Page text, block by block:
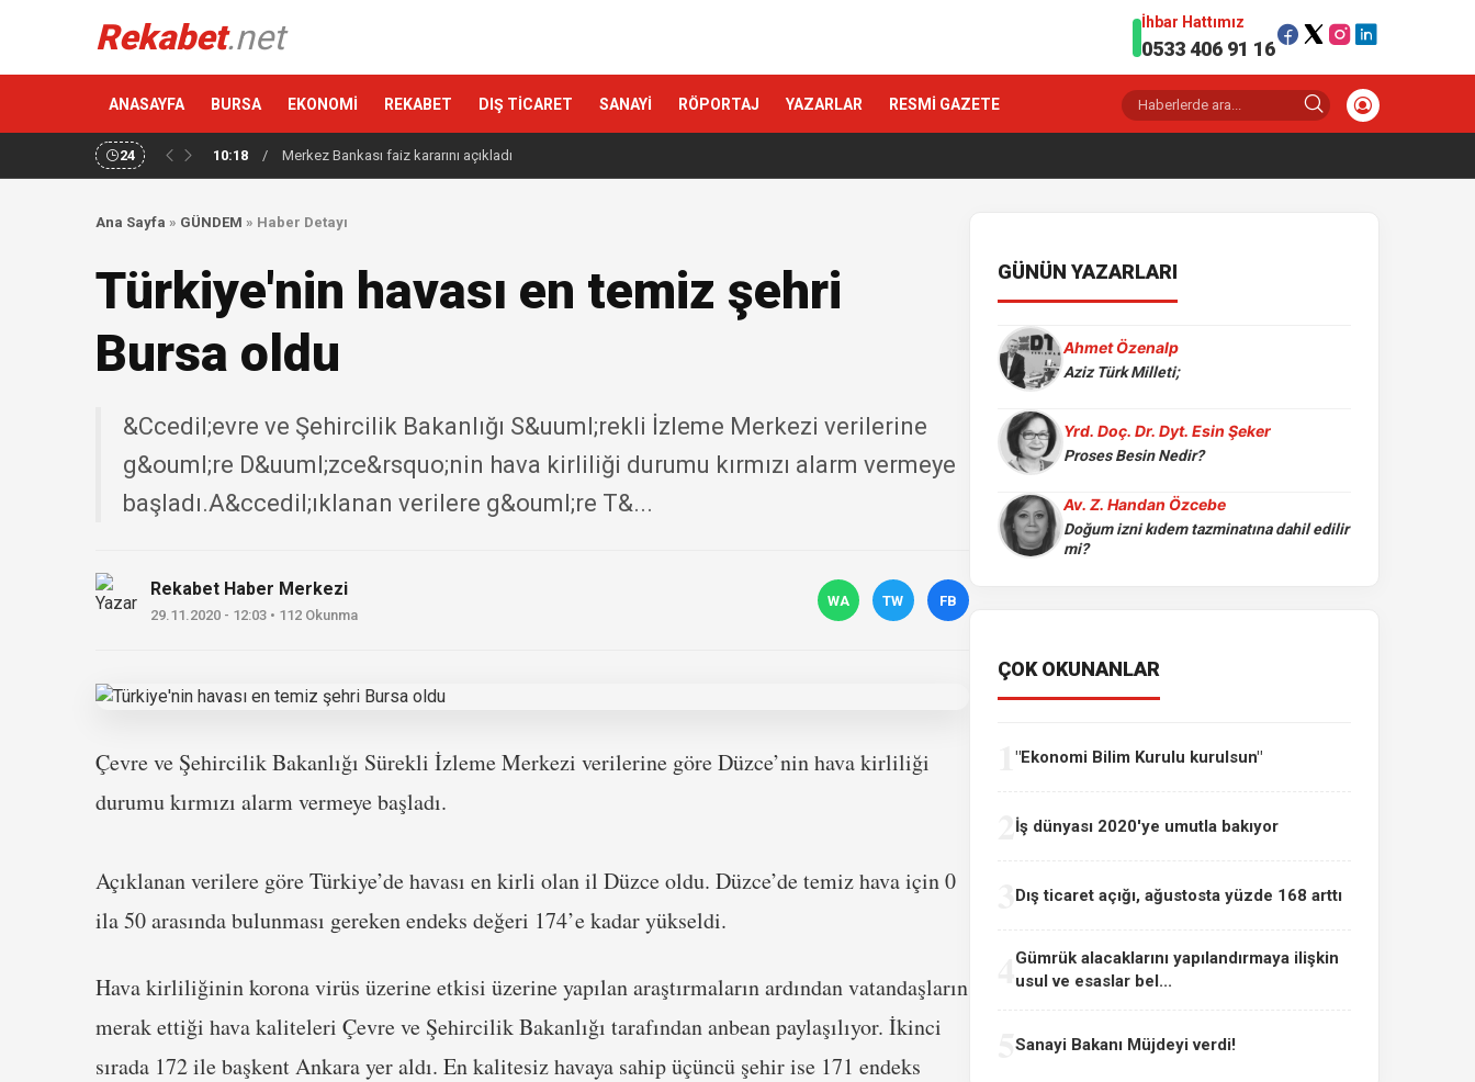
Rekabet.net İhbar Hattımız
0533 406 91 16
ANASAYFA BURSA EKONOMİ REKABET DIŞ TİCARET SANAYİ RÖPORTAJ YAZARLAR RESMİ GAZETE
24 10:18 / Merkez Bankası faiz kararını açıkladı
Ana Sayfa » GÜNDEM » Haber Detayı
Türkiye'nin havası en temiz şehri
Bursa oldu
&Ccedil;evre ve Şehircilik Bakanlığı S&uuml;rekli İzleme Merkezi verilerine
g&ouml;re D&uuml;zce&rsquo;nin hava kirliliği durumu kırmızı alarm vermeye
başladı.A&ccedil;ıklanan verilere g&ouml;re T&...
Rekabet Haber Merkezi
29.11.2020 - 12:03 • 112 Okunma
WA TW FB
Çevre ve Şehircilik Bakanlığı Sürekli İzleme Merkezi verilerine göre Düzce’nin hava kirliliği
durumu kırmızı alarm vermeye başladı.
Açıklanan verilere göre Türkiye’de havası en kirli olan il Düzce oldu. Düzce’de temiz hava için 0
ila 50 arasında bulunması gereken endeks değeri 174’e kadar yükseldi.
Hava kirliliğinin korona virüs üzerine etkisi üzerine yapılan araştırmaların ardından vatandaşların
merak ettiği hava kaliteleri Çevre ve Şehircilik Bakanlığı tarafından anbean paylaşılıyor. İkinci
sırada 172 ile başkent Ankara yer aldı. En kalitesiz havaya sahip üçüncü şehir ise 171 endeks
GÜNÜN YAZARLARI
Ahmet Özenalp
Aziz Türk Milleti;
Yrd. Doç. Dr. Dyt. Esin Şeker
Proses Besin Nedir?
Av. Z. Handan Özcebe
Doğum izni kıdem tazminatına dahil edilir
mi?
ÇOK OKUNANLAR
"Ekonomi Bilim Kurulu kurulsun"
İş dünyası 2020'ye umutla bakıyor
Dış ticaret açığı, ağustosta yüzde 168 arttı
Gümrük alacaklarını yapılandırmaya ilişkin
usul ve esaslar bel...
Sanayi Bakanı Müjdeyi verdi!